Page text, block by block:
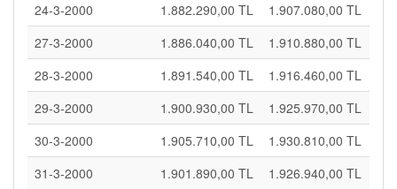
24-3-2000
1.882.290,00 TL
1.907.080,00 TL
27-3-2000
1.886.040,00 TL
1.910.880,00 TL
28-3-2000
1.891.540,00 TL
1.916.460,00 TL
29-3-2000
1.900.930,00 TL
1.925.970,00 TL
30-3-2000
1.905.710,00 TL
1.930.810,00 TL
31-3-2000
1.901.890,00 TL 1.926.940,00 TL